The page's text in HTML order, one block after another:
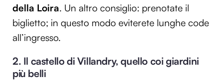
della Loira. Un altro consiglio: prenotate il
biglietto; in questo modo eviterete lunghe code
all’ingresso.
2. Il castello di Villandry, quello coi giardini
più belli